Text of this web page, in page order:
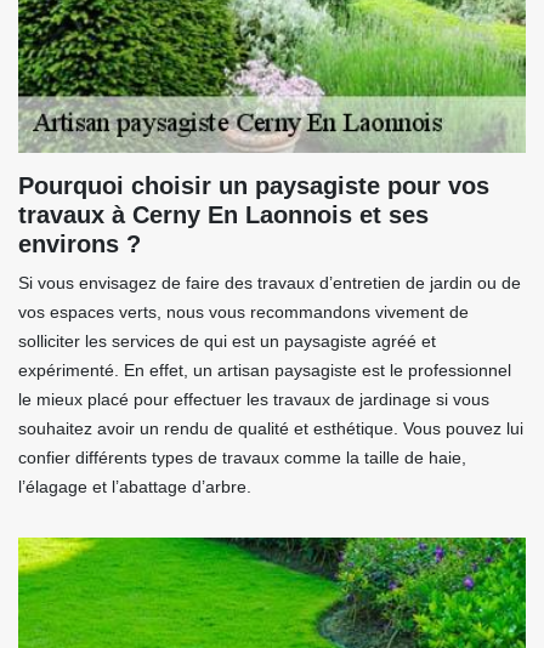
Pourquoi choisir un paysagiste pour vos
travaux à Cerny En Laonnois et ses
environs ?
Si vous envisagez de faire des travaux d’entretien de jardin ou de
vos espaces verts, nous vous recommandons vivement de
solliciter les services de qui est un paysagiste agréé et
expérimenté. En effet, un artisan paysagiste est le professionnel
le mieux placé pour effectuer les travaux de jardinage si vous
souhaitez avoir un rendu de qualité et esthétique. Vous pouvez lui
confier différents types de travaux comme la taille de haie,
l’élagage et l’abattage d’arbre.